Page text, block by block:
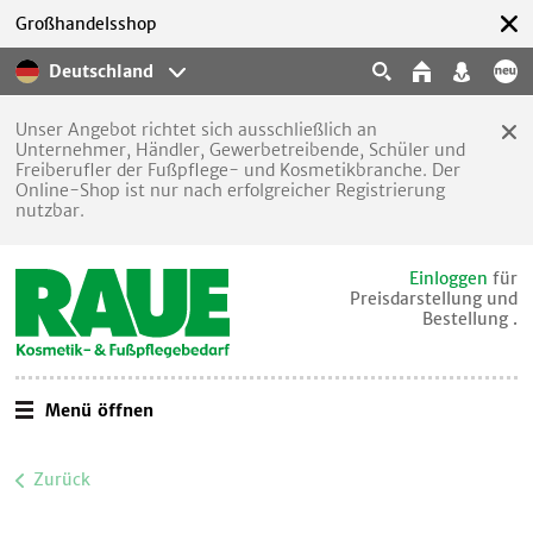
Deutschland
Großhandelsshop
Unser Angebot richtet sich ausschließlich an
Unternehmer, Händler, Gewerbetreibende, Schüler und
Freiberufler der Fußpflege- und Kosmetikbranche. Der
Online-Shop ist nur nach erfolgreicher Registrierung
nutzbar.
Einloggen für
Preisdarstellung und
Bestellung .
Menü öffnen
Zurück